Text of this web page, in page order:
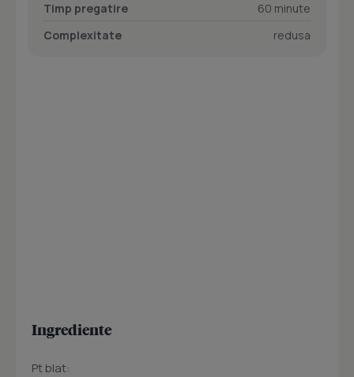
Timp pregatire
60 minute
Complexitate
redusa
Ingrediente
Pt blat: